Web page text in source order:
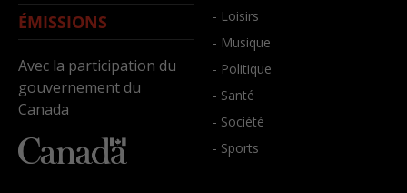
ÉMISSIONS
Avec la participation du
gouvernement du
Canada
- Loisirs
- Musique
- Politique
- Santé
- Société
- Sports